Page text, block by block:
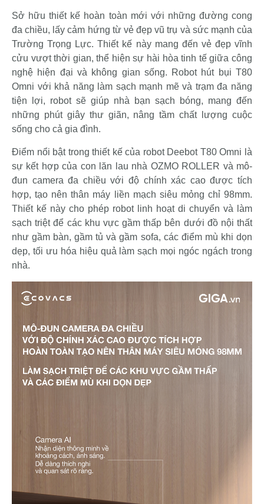
Sở hữu thiết kế hoàn toàn mới với những đường cong
đa chiều, lấy cảm hứng từ vẻ đẹp vũ trụ và sức mạnh của
Trường Trọng Lực. Thiết kế này mang đến vẻ đẹp vĩnh
cửu vượt thời gian, thể hiện sự hài hòa tinh tế giữa công
nghệ hiện đại và không gian sống. Robot hút bụi T80
Omni với khả năng làm sạch mạnh mẽ và trạm đa năng
tiện lợi, robot sẽ giúp nhà bạn sạch bóng, mang đến
những phút giây thư giãn, nâng tầm chất lượng cuộc
sống cho cả gia đình.
Điểm nổi bật trong thiết kế của robot Deebot T80 Omni là
sự kết hợp của con lăn lau nhà OZMO ROLLER và mô-
đun camera đa chiều với độ chính xác cao được tích
hợp, tạo nên thân máy liền mạch siêu mỏng chỉ 98mm.
Thiết kế này cho phép robot linh hoạt di chuyển và làm
sạch triệt để các khu vực gầm thấp bên dưới đồ nội thất
như gầm bàn, gầm tủ và gầm sofa, các điểm mù khi dọn
dẹp, tối ưu hóa hiệu quả làm sạch mọi ngóc ngách trong
nhà.